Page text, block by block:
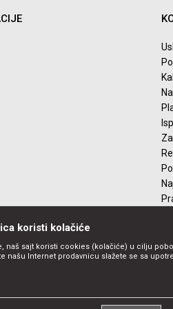
koristi kolačiće
naš sajt koristi cookies (kolačiće) u cilju
našu Internet prodavnicu slažete se sa